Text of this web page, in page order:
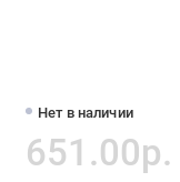
Нет в наличии
651.00р.